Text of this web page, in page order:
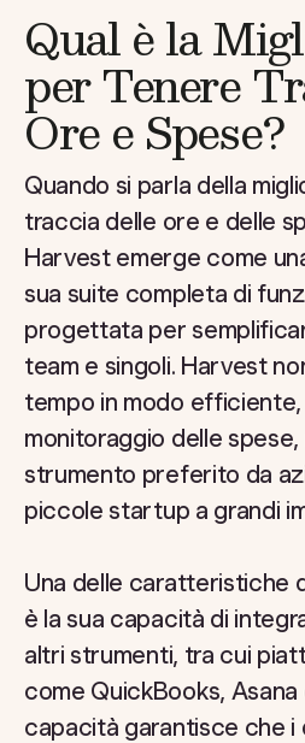
Qual è la
per Tenere
Ore e Spese?
Quando si parla della
traccia delle ore e delle
Harvest emerge come
sua suite completa di
progettata per
team e singoli. Harvest
tempo in modo
monitoraggio delle
strumento preferito da
piccole startup a grandi
Una delle caratteristiche
è la sua capacità di
altri strumenti, tra cui
come QuickBooks,
capacità garantisce che i